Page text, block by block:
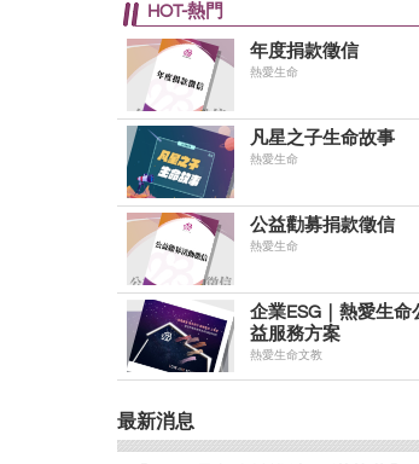
HOT-熱門
年度捐款徵信
熱愛生命
凡星之子生命故事
熱愛生命
公益勸募捐款徵信
熱愛生命
企業ESG｜熱愛生命
益服務方案
熱愛生命文教
最新消息